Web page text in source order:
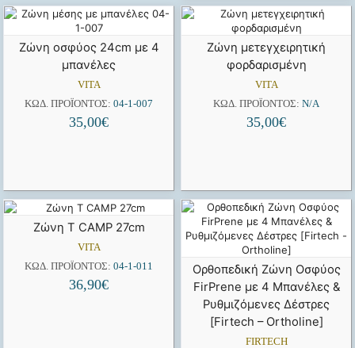
Ζώνη οσφύος 24cm με 4
μπανέλες
VITA
ΚΩΔ. ΠΡΟΪΌΝΤΟΣ: 04-1-007
35,00€
Ζώνη μετεγχειρητική
φορδαρισμένη
VITA
ΚΩΔ. ΠΡΟΪΌΝΤΟΣ: N/A
35,00€
Ζώνη T CAMP 27cm
VITA
ΚΩΔ. ΠΡΟΪΌΝΤΟΣ: 04-1-011
36,90€
Ορθοπεδική Ζώνη Οσφύος
FirPrene με 4 Μπανέλες &
Ρυθμιζόμενες Δέστρες
[Firtech – Ortholine]
FIRTECH